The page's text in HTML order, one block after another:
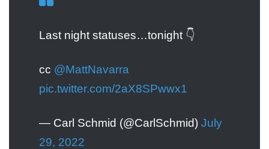
Last night statuses…tonight 👇
cc @MattNavarra
pic.twitter.com/2aX8SPwwx1
— Carl Schmid (@CarlSchmid) July
29, 2022